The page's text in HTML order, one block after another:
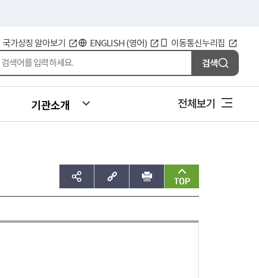
국가상징 알아보기 ENGLISH (영어) 이동통신누리집
검색
기관소개 전체보기
sns공유하기 주소복사 인쇄 맨위로